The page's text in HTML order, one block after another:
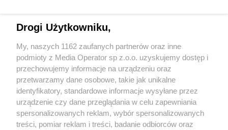
Wydawca mediówlokalnych
Nie zapomnij
zapoznać się z:
polityką prywatności
Drogi Użytkowniku,
My, naszych 1162 zaufanych partnerów oraz inne
podmioty z Media Operator sp z.o.o. uzyskujemy dostęp i
przechowujemy informacje na urządzeniu oraz
przetwarzamy dane osobowe, takie jak unikalne
identyfikatory, standardowe informacje wysyłane przez
urządzenie czy dane przeglądania w celu zapewniania
spersonalizowanych reklam, wybór spersonalizowanych
treści, pomiar reklam i treści, badanie odbiorców oraz